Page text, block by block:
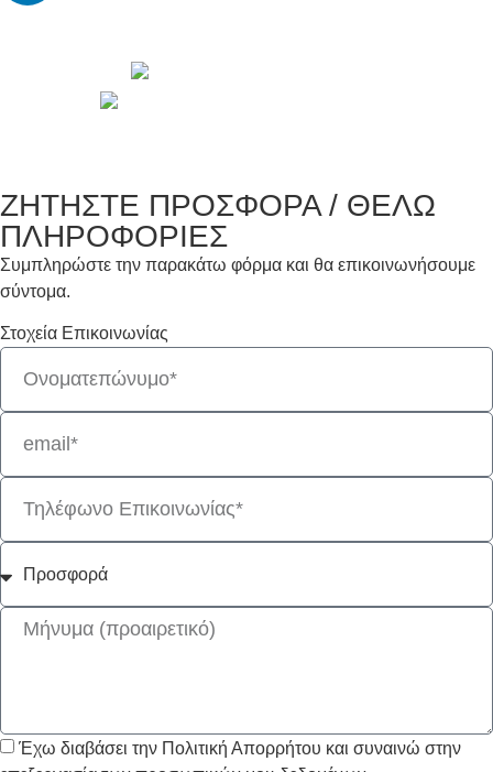
ΖΗΤΗΣΤΕ ΠΡΟΣΦΟΡΑ / ΘΕΛΩ
ΠΛΗΡΟΦΟΡΙΕΣ
Συμπληρώστε την παρακάτω φόρμα και θα επικοινωνήσουμε
σύντομα.
Στοχεία Επικοινωνίας
Έχω διαβάσει την Πολιτική Απορρήτου και συναινώ στην